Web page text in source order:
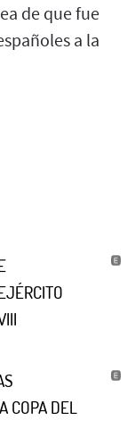
de que fue
a la
COPA DEL